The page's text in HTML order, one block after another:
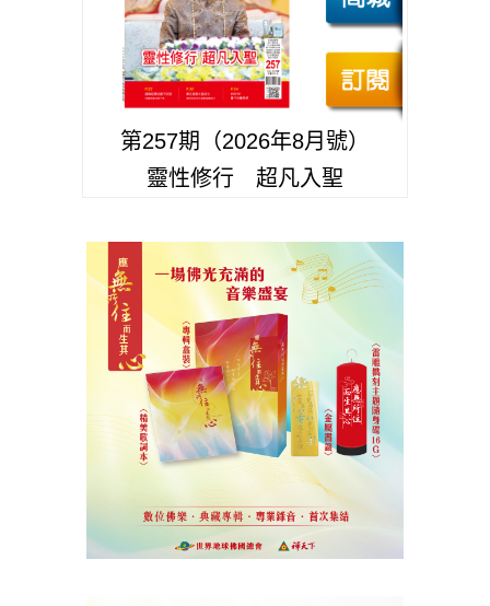
第257期（2026年8月號）
靈性修行 超凡入聖